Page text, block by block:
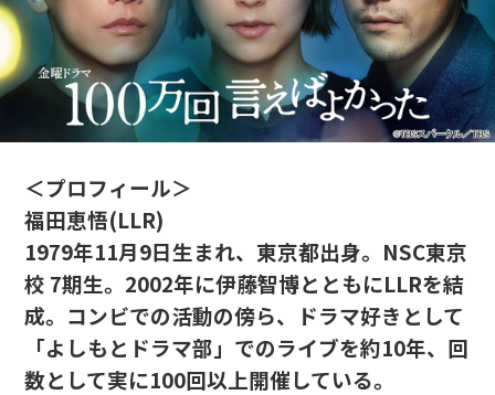
＜プロフィール＞
福田恵悟(LLR)
1979年11月9日生まれ、東京都出身。NSC東京
校 7期生。2002年に伊藤智博とともにLLRを結
成。コンビでの活動の傍ら、ドラマ好きとして
「よしもとドラマ部」でのライブを約10年、回
数として実に100回以上開催している。